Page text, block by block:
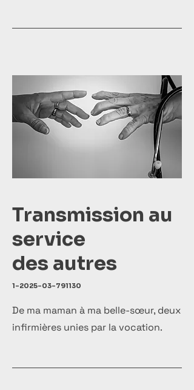
Transmission au
service
des autres
1-2025-03-791130
De ma maman à ma belle-sœur, deux
infirmières unies par la vocation.